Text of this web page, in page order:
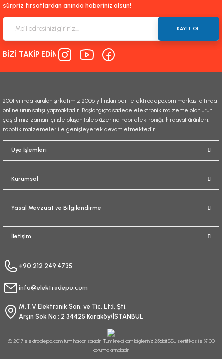
Ürün açıklamasında eksik bilgiler bulunuyor.
Ürün bilgilerinde hatalar bulunuyor.
Ürün fiyatı diğer sitelerden daha pahalı.
Gönder
sürpriz fırsatlardan anında haberiniz olsun!
KAYIT OL
BİZİ TAKİP EDİN
2001 yılında kurulan şirketimiz 2006 yılından beri elektrodepo.com markası altında
online ürün satışı yapmaktadır. Başlangıçta sadece elektronik malzeme olan ürün
çeşidimiz zaman içinde oluşan talep üzerine hobi elektroniği, hırdavat ürünleri,
robotik malzemeler ile genişleyerek devam etmektedir.
Üye İşlemleri
Kurumsal
Yasal Mevzuat ve Bilgilendirme
İletişim
+90 212 249 4735
info@elektrodepo.com
M.T.V Elektronik San. ve Tic. Ltd. Şti.
Arşın Sok No : 2 34425 Karaköy/İSTANBUL
© 2017 elektrodepo.com tüm hakları saklıdır. Tüm kredi kartı bilgileriniz 256bit SSL sertifikası ile %100
koruma altındadır!